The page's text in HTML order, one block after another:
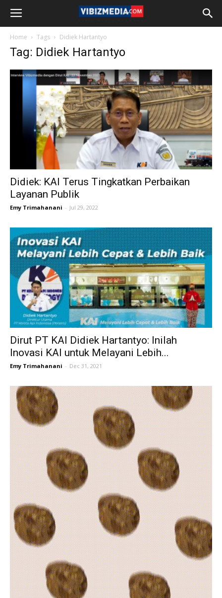
Home Tags Didiek Hartantyo
Tag: Didiek Hartantyo
Didiek: KAI Terus Tingkatkan Perbaikan
Layanan Publik
Emy Trimahanani - Jul 29, 2022
Dirut PT KAI Didiek Hartantyo: Inilah
Inovasi KAI untuk Melayani Lebih...
Emy Trimahanani - Dec 31, 2021